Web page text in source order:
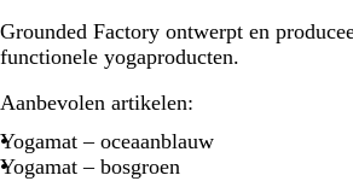
Grounded Factory ontwerpt en
functionele yogaproducten.
Aanbevolen artikelen:
Yogamat – oceaanblauw
Yogamat – bosgroen